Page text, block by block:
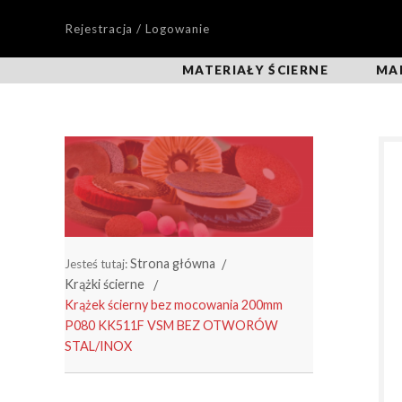
Rejestracja / Logowanie
MATERIAŁY ŚCIERNE
Jesteś tutaj:Strona główna
Krążki ścierne
Krążek ścierny bez mocowania 200mm
P080 KK511F VSM BEZ OTWORÓW
STAL/INOX